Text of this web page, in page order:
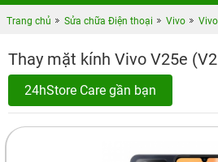
Trang chủ Sửa chữa Điện thoại Vivo
Thay mặt kính Vivo V25e
24hStore Care gần bạn